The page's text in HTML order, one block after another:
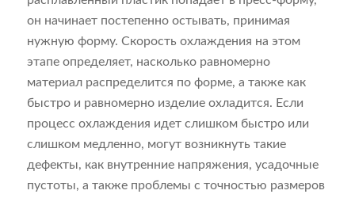
он начинает постепенно остывать, принимая
нужную форму. Скорость охлаждения на этом
этапе определяет, насколько равномерно
материал распределится по форме, а также как
быстро и равномерно изделие охладится. Если
процесс охлаждения идет слишком быстро или
слишком медленно, могут возникнуть такие
дефекты, как внутренние напряжения, усадочные
пустоты, а также проблемы с точностью размеров